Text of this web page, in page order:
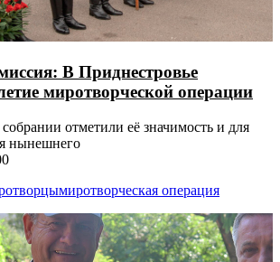
В Приднестровье
миротворческой операции
отметили её значимость и для
нынешнего
миротворческая операция